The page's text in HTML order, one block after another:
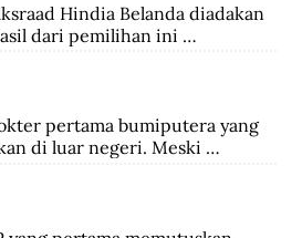
Hindia Belanda diadakan
dari pemilihan ini
kepada Perkumpulan
yang mengalahkan Partai
dan Partai Katolik Hindia.
pertama bumiputera yang
di luar negeri. Meski
dokter, ia rajin menulis dan
jurnalis. Ia pernah
sebuah surat kabar